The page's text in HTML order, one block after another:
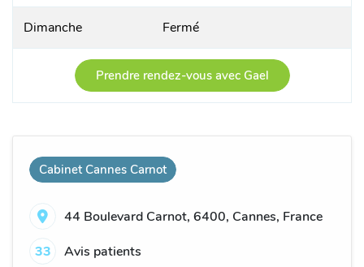
Cabinet Cannes Carnot
44 Boulevard Carnot, 6400, Cannes, France
33
Avis patients
Dimanche Fermé
Prendre rendez-vous avec Gael